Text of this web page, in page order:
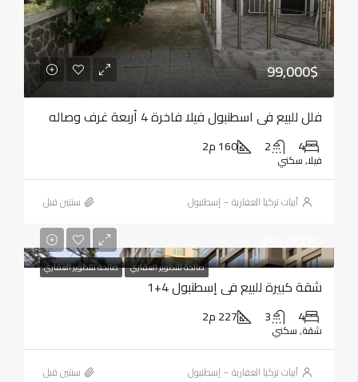
99,000$
فلل للبيع في اسطنبول فيلا فاخرة 4 أربعة غرف وصاله
4
2 160 م2
فيلا, سكني
أبيات تركيا العقارية – إسطنبول ‏سنتين قبل
صالحة للتطوير العقاري صالحة للتطوير العقاري
355,000$
شقة كبيرة للبيع في إسطنبول 4+1
4
3 227 م2
شقة, سكني
أبيات تركيا العقارية – إسطنبول ‏سنتين قبل